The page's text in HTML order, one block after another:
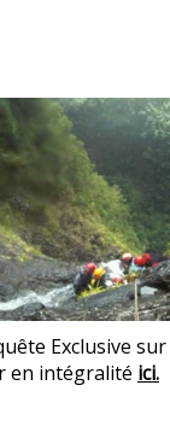
Exclusive
en intégralité ici.